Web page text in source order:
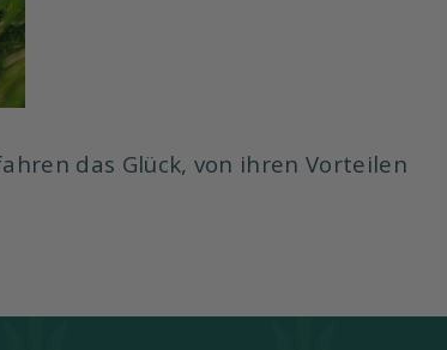
das Glück, von ihren Vorteilen